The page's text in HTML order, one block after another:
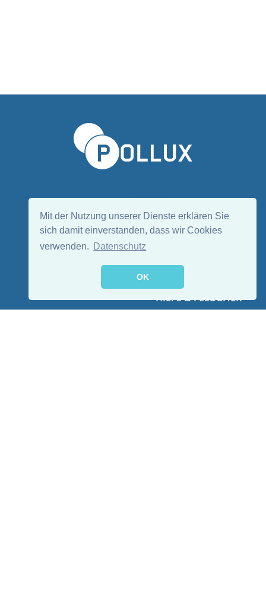
Mit der Nutzung unserer Dienste erklären Sie
sich damit einverstanden, dass wir Cookies
verwenden.
Datenschutz
OK
HILFE & FEEDBACK
EN